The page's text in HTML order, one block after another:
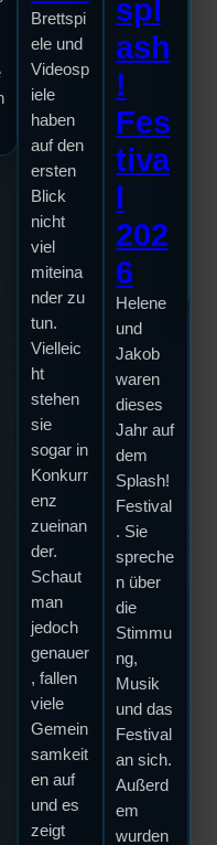
Brettspi
ele und
Videosp
iele
haben
auf den
ersten
Blick
nicht
viel
miteina
nder zu
tun.
Vielleic
ht
stehen
sie
sogar in
Konkurr
enz
zueinan
der.
Schaut
man
jedoch
genauer
, fallen
viele
Gemein
samkeit
en auf
und es
zeigt
spl
ash
!
Fes
tiva
202
6
Helene
und
Jakob
waren
dieses
Jahr auf
dem
Splash!
Festival
. Sie
spreche
n über
die
Stimmu
ng,
Musik
und das
Festival
an sich.
Außerd
em
wurden